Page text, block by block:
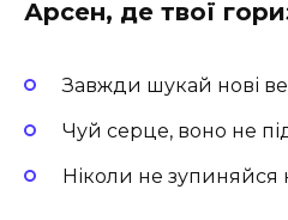
Арсен, де твої
Завжди шукай нові
Чуй серце, воно не
Ніколи не зупиняйся